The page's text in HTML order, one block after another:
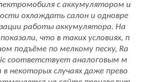
с аккумулятором и
охлаждать салон и одновре
работы аккумулятора. На
что в таких условиях, п
подъёме по мелкому песку, Ra
соответствует аналоговым м
в некоторых случаях даже прево